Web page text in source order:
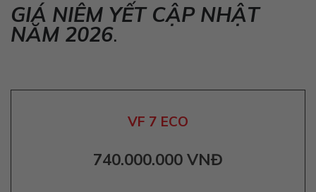
GIÁ NIÊM YẾT CẬP NHẬT
NĂM 2026.
VF 7 ECO
740.000.000 VNĐ